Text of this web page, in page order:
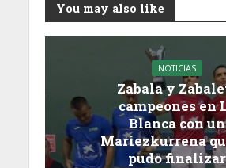
You may also like
NOTICIAS
Zabala y
campeones en
Blanca con un
Mariezkurrena
pudo finalizar